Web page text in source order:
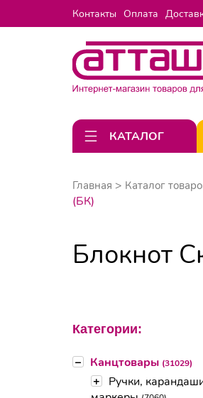
Контакты Оплата
КАТАЛОГ
Главная Каталог
(БК)
Категории:
– Канцтовары (31029)
+
Ручки,
Блокнот